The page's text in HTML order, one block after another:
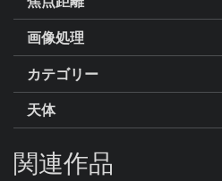
画像処理
カテゴリー
天体
関連作品